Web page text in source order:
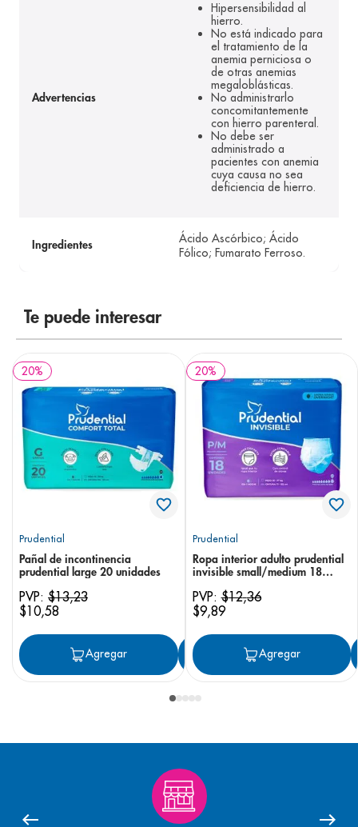
Advertencias
Hipersensibilidad al
hierro.
No está indicado para
el tratamiento de la
anemia perniciosa o
de otras anemias
megaloblásticas.
No administrarlo
concomitantemente
con hierro parenteral.
No debe ser
administrado a
pacientes con anemia
cuya causa no sea
deficiencia de hierro.
Ingredientes
Ácido Ascórbico; Ácido
Fólico; Fumarato Ferroso.
Te puede interesar
20%
Prudential
Pañal de incontinencia
prudential large 20 unidades
PVP: $13,23
$10,58
Agregar Agregar
20%
Prudential
Ropa interior adulto prudential
invisible small/medium 18
PVP:$12,36
$9,89
Agregar